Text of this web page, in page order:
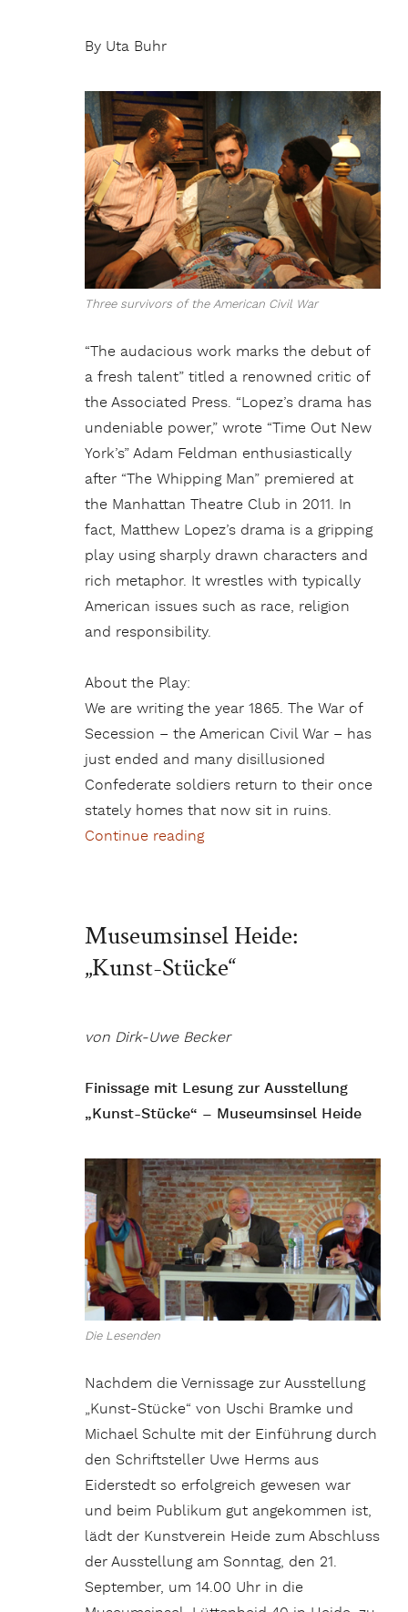
By Uta Buhr
Three survivors of the American Civil War
“The audacious work marks the debut of
a fresh talent” titled a renowned critic of
the Associated Press. “Lopez’s drama has
undeniable power,” wrote “Time Out New
York’s” Adam Feldman enthusiastically
after “The Whipping Man” premiered at
the Manhattan Theatre Club in 2011. In
fact, Matthew Lopez’s drama is a gripping
play using sharply drawn characters and
rich metaphor. It wrestles with typically
American issues such as race, religion
and responsibility.
About the Play:
We are writing the year 1865. The War of
Secession – the American Civil War – has
just ended and many disillusioned
Confederate soldiers return to their once
stately homes that now sit in ruins.
Continue reading„„The Whipping Man“ – The
Museumsinsel Heide:
„Kunst-Stücke“
von Dirk-Uwe Becker
Finissage mit Lesung zur Ausstellung
„Kunst-Stücke“ – Museumsinsel Heide
Die Lesenden
Nachdem die Vernissage zur Ausstellung
„Kunst-Stücke“ von Uschi Bramke und
Michael Schulte mit der Einführung durch
den Schriftsteller Uwe Herms aus
Eiderstedt so erfolgreich gewesen war
und beim Publikum gut angekommen ist,
lädt der Kunstverein Heide zum Abschluss
der Ausstellung am Sonntag, den 21.
September, um 14.00 Uhr in die